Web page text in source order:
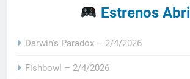
Estrenos Abril
Darwin's Paradox – 2/4/2026
Fishbowl – 2/4/2026